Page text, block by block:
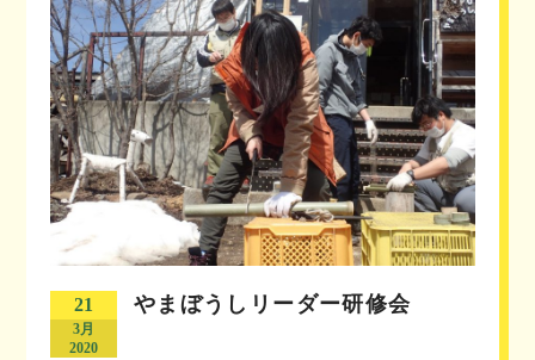
21
3月
2020
やまぼうしリーダー研修会